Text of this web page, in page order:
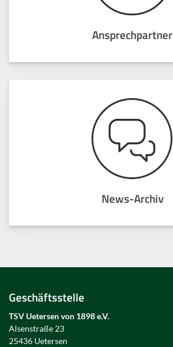
Ansprechpartner
News-Archiv
Geschäftsstelle
TSV Uetersen von 1898 e.V.
Alsenstraße 23
25436 Uetersen